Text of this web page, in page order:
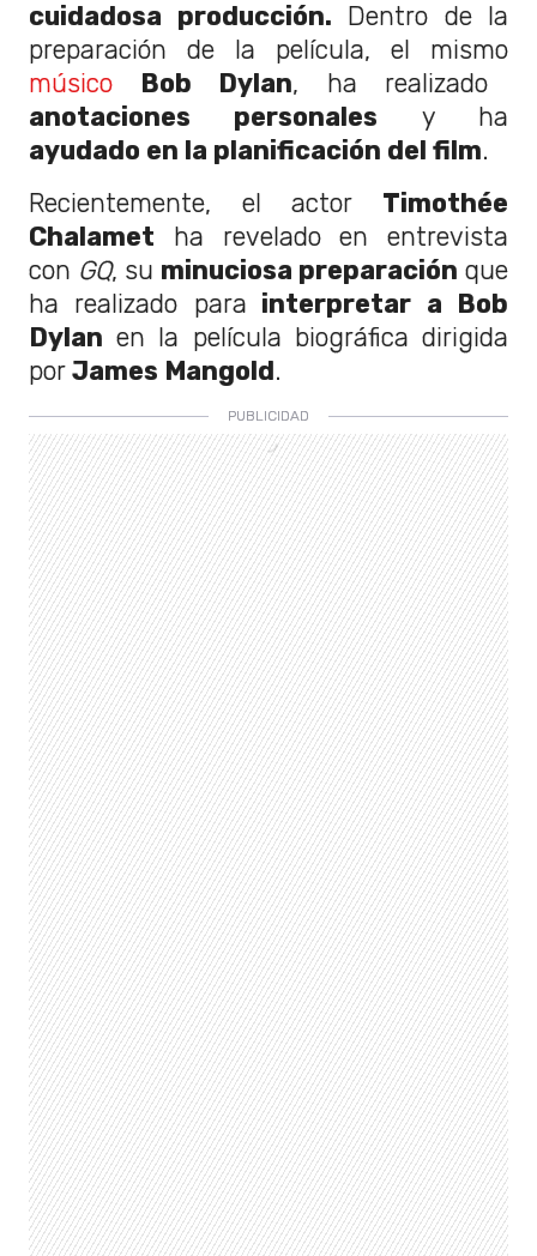
cuidadosa producción. Dentro de la
preparación de la película, el mismo
músico
Bob Dylan, ha realizado
anotaciones personales y ha
ayudado en la planificación del film.
Recientemente, el actor Timothée
Chalamet ha revelado en entrevista
con GQ, su minuciosa preparación que
ha realizado para interpretar a Bob
Dylan en la película biográfica dirigida
por James Mangold.